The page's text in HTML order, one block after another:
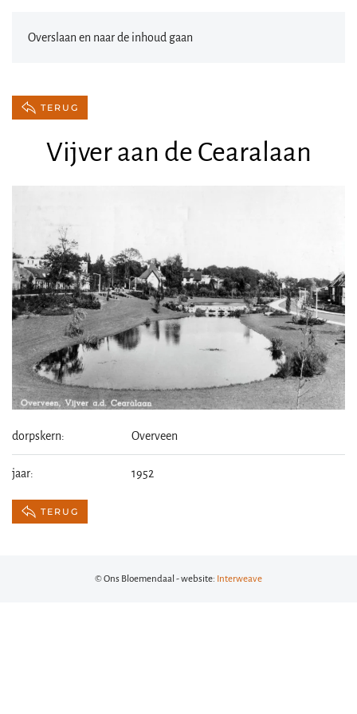
Overslaan en naar de inhoud gaan
TERUG
Vijver aan de Cearalaan
dorpskern: Overveen
jaar: 1952
TERUG
© Ons Bloemendaal - website: Interweave